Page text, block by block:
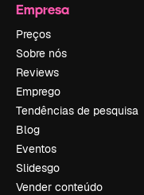
Empresa
Preços
Sobre nós
Reviews
Emprego
Tendências de pesquisa
Blog
Eventos
Slidesgo
Vender conteúdo